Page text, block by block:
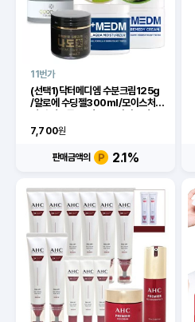
11번가
(선택1)닥터메디엠 수분크림125g
/알로에 수딩젤300ml/모이스처
40ml
7,700원
판매금액의 2.1%